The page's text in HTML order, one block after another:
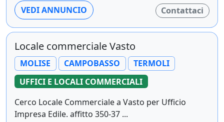
VEDI ANNUNCIO Contattaci
Locale commerciale Vasto
MOLISE CAMPOBASSO
TERMOLI
UFFICI E LOCALI COMMERCIALI
Cerco Locale Commerciale a Vasto per Ufficio
Impresa Edile. affitto 350-37 ...